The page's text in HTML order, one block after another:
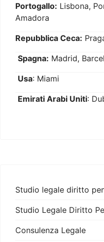
Portogallo: Lisbona,
Amadora
Repubblica Ceca:
Spagna: Madrid,
Usa: Miami
Emirati Arabi Uniti:
Studio legale diritto
Studio Legale Diritto
Consulenza Legale